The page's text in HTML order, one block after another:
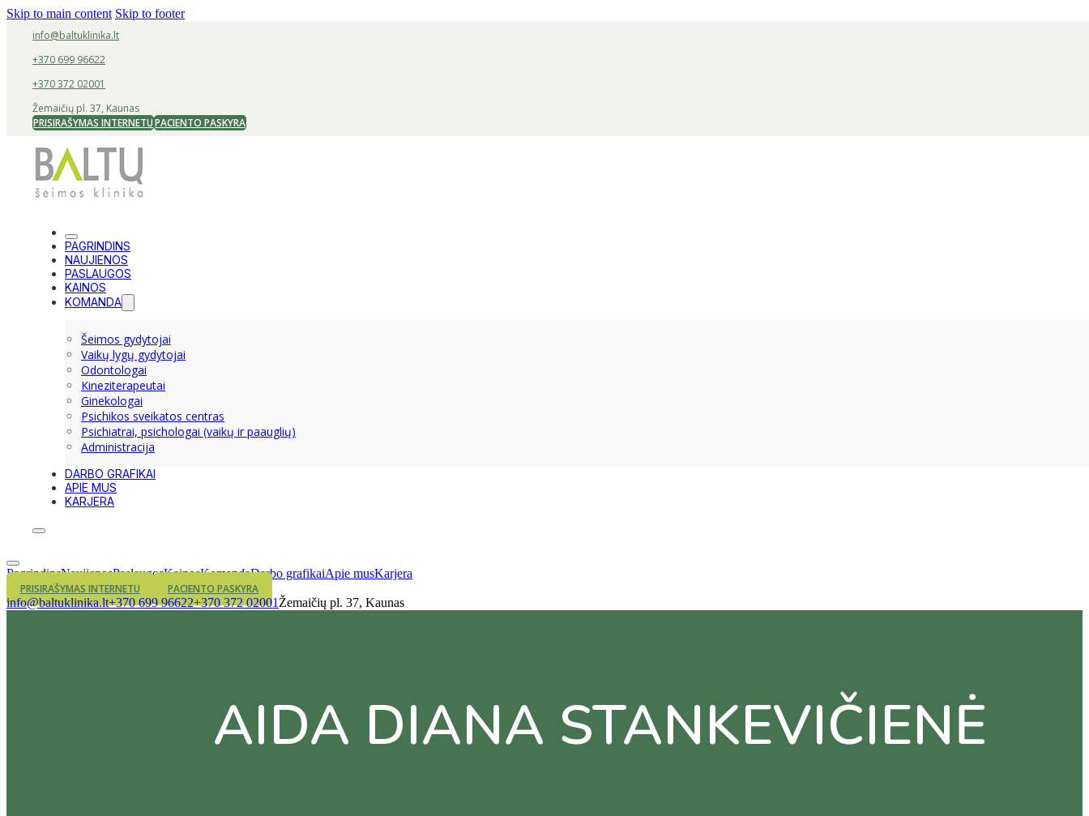
Skip to main content Skip to footer
info@baltuklinika.lt
+370 699 96622
+370 372 02001
Žemaičių pl. 37, Kaunas
PRISIRAŠYMAS INTERNETUPACIENTO PASKYRA
PAGRINDINS
NAUJIENOS
PASLAUGOS
KAINOS
KOMANDA
Šeimos gydytojai
Vaikų lygų gydytojai
Odontologai
Kineziterapeutai
Ginekologai
Psichikos sveikatos centras
Psichiatrai, psichologai (vaikų ir paauglių)
Administracija
DARBO GRAFIKAI
APIE MUS
KARJERA
PagrindinsNaujienosPaslaugosKainosKomandaDarbo grafikaiApie musKarjera
PRISIRAŠYMAS INTERNETU
PACIENTO PASKYRA
info@baltuklinika.lt+370 699 96622+370 372 02001 Žemaičių pl. 37, Kaunas
AIDA DIANA STANKEVIČIENĖ